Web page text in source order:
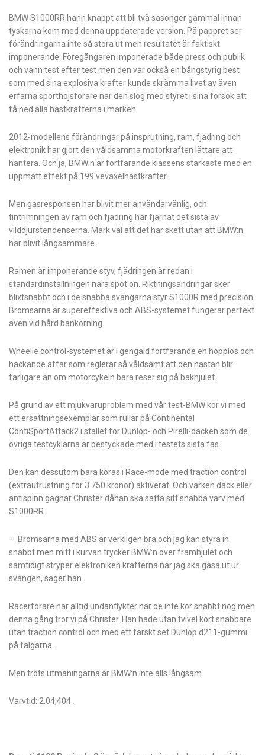
BMW S1000RR hann knappt att bli två säsonger gammal innan
tyskarna kom med denna uppdaterade version. På pappret ser
förändringarna inte så stora ut men resultatet är faktiskt
imponerande. Föregångaren imponerade både press och publik
och vann test efter test men den var också en bångstyrig best
som med sina explosiva krafter kunde skrämma livet av även
erfarna sporthojsförare när den slog med styret i sina försök att
få ned alla hästkrafterna i marken.
2012-modellens förändringar på insprutning, ram, fjädring och
elektronik har gjort den våldsamma motorkraften lättare att
hantera. Och ja, BMW:n är fortfarande klassens stark­aste med en
uppmätt effekt på 199 vevaxelhästkrafter­.
Men gasresponsen har blivit mer användarvänlig, och
fintrimningen av ram och fjädring har fjärnat det sista av
vilddjurstendenserna. Märk väl att det har skett utan att BMW:n
har blivit långsammare.
Ramen är imponerande styv, fjädringen är redan i
standardinställningen nära spot on. Riktningsändringar sker
blixtsnabbt och i de snabba svängarna styr S1000R med precision.
Bromsarna är supereffektiva och ABS-systemet fungerar perfekt
även vid hård bankörning.
Wheelie control-systemet är i gengäld fortfarande en hopplös och
hackande affär som reglerar så våldsamt att den nästan blir
farligare än om motorcykeln bara reser sig på bakhjulet.
På grund av ett mjukvaruproblem med vår test-BMW kör vi med
ett ersättningsexemplar som rullar på Continental
ContiSportAttack2 i stället för Dunlop- och Pirelli-däcken som de
övriga testcyklarna är bestyckade med i testets sista fas.
Den kan dessutom bara köras i Race-mode med traction control
(extrautrustning för 3 750 kronor) aktiverat. Och varken däck eller
antispinn gagnar Christer dåhan ska sätta sitt snabba varv med
S1000RR.
– Bromsarna med ABS är verkligen bra och jag kan styra in
snabbt men mitt i kurvan trycker BMW:n över framhjulet och
samtidigt stryper­ elektroniken krafterna när jag ska gasa ut ur
svängen, säger han.
Racerförare har alltid undanflykter när de inte kör snabbt nog men
denna gång tror vi på Christer. Han hade utan tvivel kört snabbare
utan traction control och med ett färskt set Dunlop­ d211-gummi
på fälgarna­.
Men trots utmaningarna är BMW:n inte alls långsam.
Varvtid: 2.04,404.